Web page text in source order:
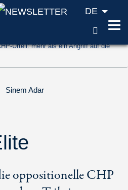
(Accesskey '1')
(Accesskey '2')
DE
Urteil: mehr als ein Angriff auf die
Sinem Adar
oppositionelle CHP